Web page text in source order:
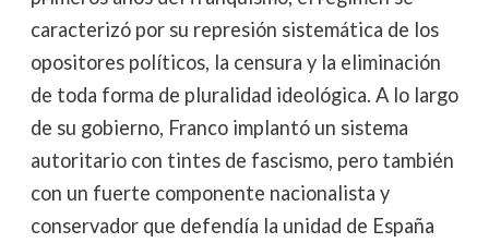
caracterizó por su represión sistemática de los
opositores políticos, la censura y la eliminación
de toda forma de pluralidad ideológica. A lo largo
de su gobierno, Franco implantó un sistema
autoritario con tintes de fascismo, pero también
con un fuerte componente nacionalista y
conservador que defendía la unidad de España